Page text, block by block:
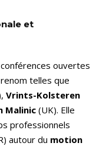
et
ouvertes
telles que
Vrints-Kolsteren
Malinic (UK). Elle
professionnels
autour du motion